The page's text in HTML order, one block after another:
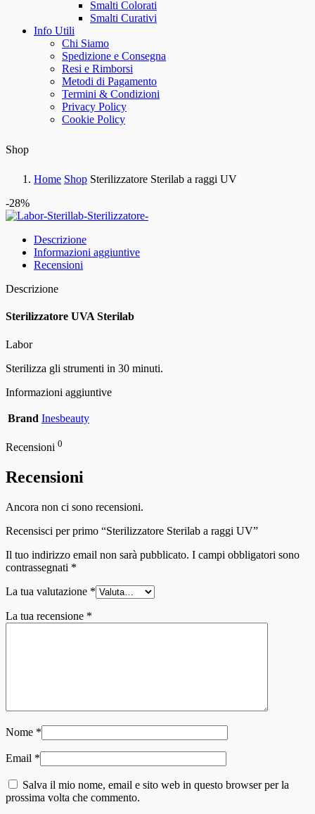
Smalti Colorati
Smalti Curativi
Info Utili
Chi Siamo
Spedizione e Consegna
Resi e Rimborsi
Metodi di Pagamento
Termini & Condizioni
Privacy Policy
Cookie Policy
Shop
Home Shop Sterilizzatore Sterilab a raggi UV
-28%
Descrizione
Informazioni aggiuntive
Recensioni
Descrizione
Sterilizzatore UVA Sterilab
Labor
Sterilizza gli strumenti in 30 minuti.
Informazioni aggiuntive
Brand Inesbeauty
Recensioni 0
Recensioni
Ancora non ci sono recensioni.
Recensisci per primo “Sterilizzatore Sterilab a raggi UV”
Il tuo indirizzo email non sarà pubblicato. I campi obbligatori sono
contrassegnati *
La tua valutazione *
La tua recensione *
Nome *
Email *
Salva il mio nome, email e sito web in questo browser per la
prossima volta che commento.